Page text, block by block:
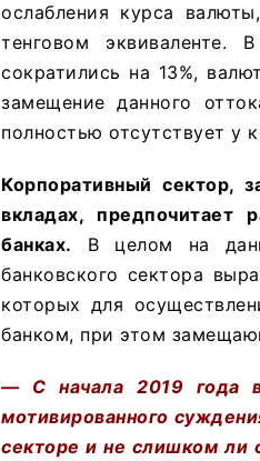
ослабления курса
тенговом эквиваленте.
сократились на 13%,
замещение данного
полностью отсутствует у
Корпоративный сектор,
вкладах, предпочитает
банках. В целом на
банковского сектора
которых для
банком, при этом
— С начала 2019 года
мотивированного
секторе и не слишком ли